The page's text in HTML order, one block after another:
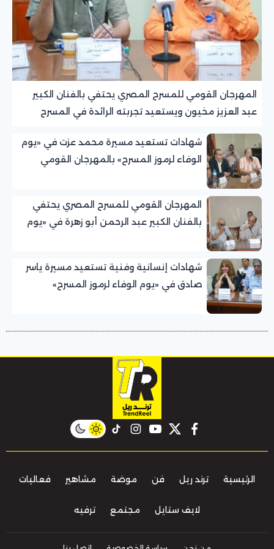
المهرجان القومي للمسرح المصري يحتفي بالفنان الكبير
عبد العزيز مخيون ويستعيد تجربته الرائدة في المسرح
شهادات تستعيد مسيرة محمد عزت في «يوم
الوفاء لرموز المسرح» بالمهرجان القومي
المهرجان القومي للمسرح المصري يحتفي
بالفنان الكبير عبد الرحمن أبو زهرة في «يوم
شهادات إنسانية وفنية تستعيد مسيرة ياسر
صادق في «يوم الوفاء لرموز المسرح»
facebook
twitter
youtube
instagram
tiktok
الرئيسية ترند ريل فن موضة مشاهير فعاليات
لايف ستايل مجتمع ترفيه